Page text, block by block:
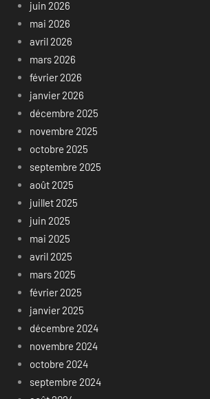
juin 2026
mai 2026
avril 2026
mars 2026
février 2026
janvier 2026
décembre 2025
novembre 2025
octobre 2025
septembre 2025
août 2025
juillet 2025
juin 2025
mai 2025
avril 2025
mars 2025
février 2025
janvier 2025
décembre 2024
novembre 2024
octobre 2024
septembre 2024